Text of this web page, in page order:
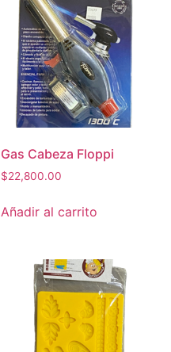
Gas Cabeza Floppi
$22,800.00
Añadir al carrito